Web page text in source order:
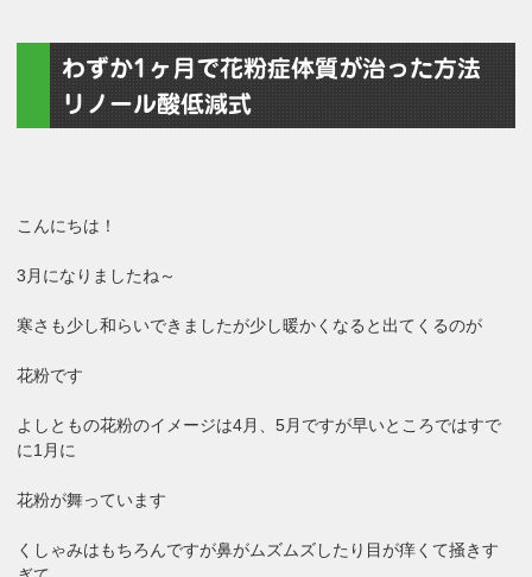
わずか1ヶ月で花粉症体質が治った方法
リノール酸低減式
こんにちは！
3月になりましたね～
寒さも少し和らいできましたが少し暖かくなると出てくるのが
花粉です
よしともの花粉のイメージは4月、5月ですが早いところではすで
に1月に
花粉が舞っています
くしゃみはもちろんですが鼻がムズムズしたり目が痒くて掻きす